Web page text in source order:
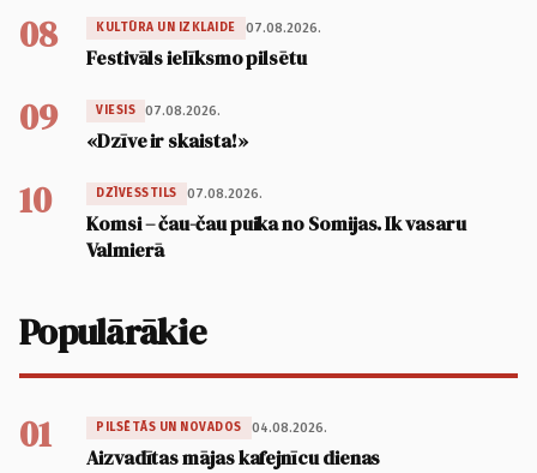
08 KULTŪRA UN IZKLAIDE 07.08.2026.
Festivāls ielīksmo pilsētu
09 VIESIS 07.08.2026.
«Dzīve ir skaista!»
10 DZĪVESSTILS 07.08.2026.
Komsi – čau-čau puika no Somijas. Ik vasaru
Valmierā
Populārākie
01 PILSĒTĀS UN NOVADOS 04.08.2026.
Aizvadītas mājas kafejnīcu dienas